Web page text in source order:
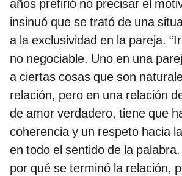
años prefirió no precisar el
insinuó que se trató de una
a la exclusividad en la pareja.
no negociable. Uno en una
a ciertas cosas que son
relación, pero en una relación
de amor verdadero, tiene que
coherencia y un respeto hacia
en todo el sentido de la
por qué se terminó la relación,